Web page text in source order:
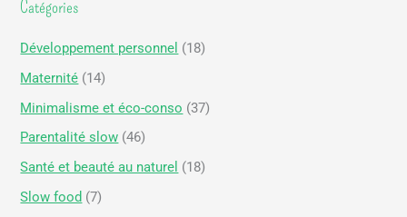
:Catégories
Développement personnel (18)
Maternité (14)
Minimalisme et éco-conso (37)
Parentalité slow (46)
Santé et beauté au naturel (18)
Slow food (7)